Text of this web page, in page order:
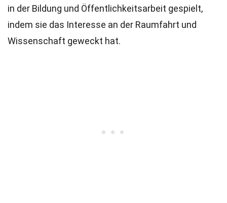
in der Bildung und Öffentlichkeitsarbeit gespielt,
indem sie das Interesse an der Raumfahrt und
Wissenschaft geweckt hat.